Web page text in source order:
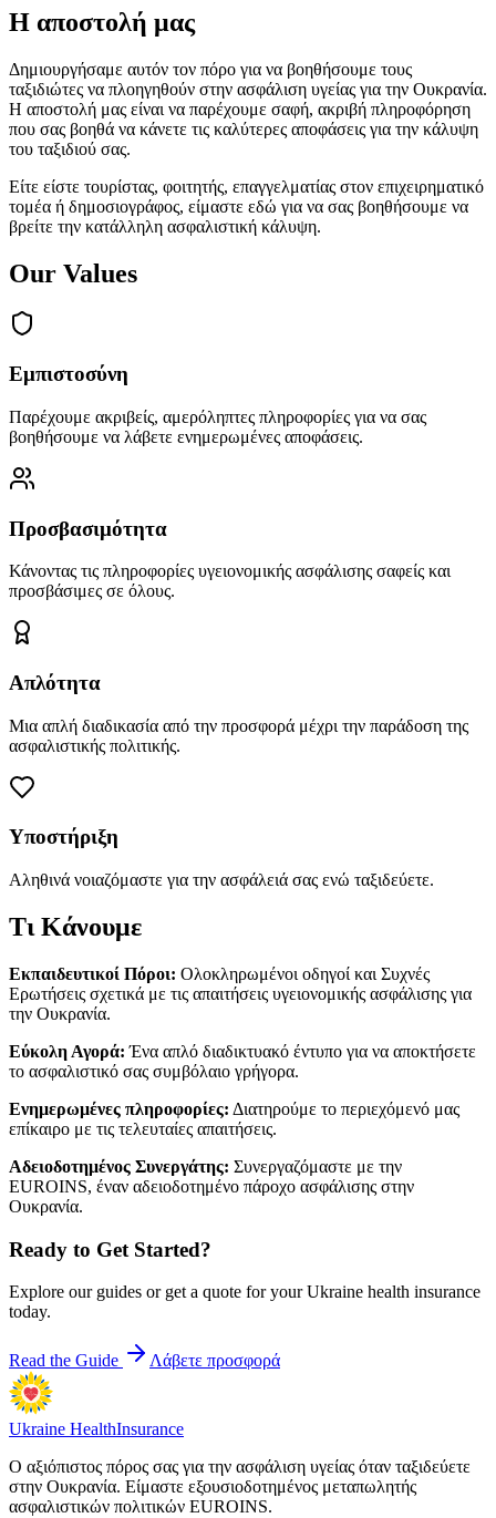
Η αποστολή μας
Δημιουργήσαμε αυτόν τον πόρο για να βοηθήσουμε τους
ταξιδιώτες να πλοηγηθούν στην ασφάλιση υγείας για την Ουκρανία.
Η αποστολή μας είναι να παρέχουμε σαφή, ακριβή πληροφόρηση
που σας βοηθά να κάνετε τις καλύτερες αποφάσεις για την κάλυψη
του ταξιδιού σας.
Είτε είστε τουρίστας, φοιτητής, επαγγελματίας στον επιχειρηματικό
τομέα ή δημοσιογράφος, είμαστε εδώ για να σας βοηθήσουμε να
βρείτε την κατάλληλη ασφαλιστική κάλυψη.
Our Values
Εμπιστοσύνη
Παρέχουμε ακριβείς, αμερόληπτες πληροφορίες για να σας
βοηθήσουμε να λάβετε ενημερωμένες αποφάσεις.
Προσβασιμότητα
Κάνοντας τις πληροφορίες υγειονομικής ασφάλισης σαφείς και
προσβάσιμες σε όλους.
Απλότητα
Μια απλή διαδικασία από την προσφορά μέχρι την παράδοση της
ασφαλιστικής πολιτικής.
Υποστήριξη
Αληθινά νοιαζόμαστε για την ασφάλειά σας ενώ ταξιδεύετε.
Τι Κάνουμε
Εκπαιδευτικοί Πόροι: Ολοκληρωμένοι οδηγοί και Συχνές
Ερωτήσεις σχετικά με τις απαιτήσεις υγειονομικής ασφάλισης για
την Ουκρανία.
Εύκολη Αγορά: Ένα απλό διαδικτυακό έντυπο για να αποκτήσετε
το ασφαλιστικό σας συμβόλαιο γρήγορα.
Ενημερωμένες πληροφορίες: Διατηρούμε το περιεχόμενό μας
επίκαιρο με τις τελευταίες απαιτήσεις.
Αδειοδοτημένος Συνεργάτης: Συνεργαζόμαστε με την
EUROINS, έναν αδειοδοτημένο πάροχο ασφάλισης στην
Ουκρανία.
Ready to Get Started?
Explore our guides or get a quote for your Ukraine health insurance
today.
Read the Guide Λάβετε προσφορά
Ukraine HealthInsurance
Ο αξιόπιστος πόρος σας για την ασφάλιση υγείας όταν ταξιδεύετε
στην Ουκρανία. Είμαστε εξουσιοδοτημένος μεταπωλητής
ασφαλιστικών πολιτικών EUROINS.